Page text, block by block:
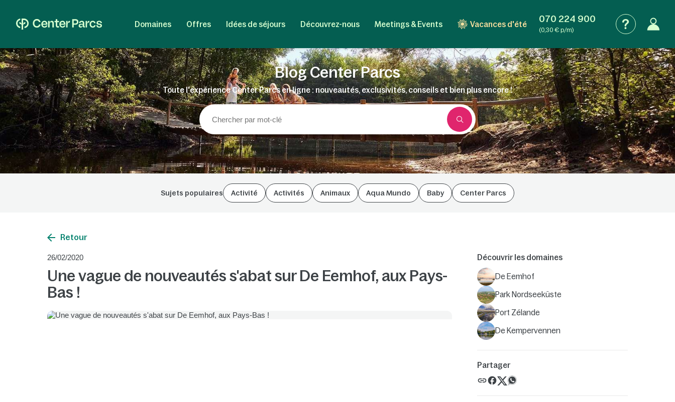
Domaines Offres Idées de séjours Découvrez-nous Meetings & Events Vacances d'été 070 224 900
(0,30 € p/m)
Blog Center Parcs
Toute l'expérience Center Parcs en ligne : nouveautés, exclusivités, conseils et bien plus encore !
Sujets populaires Activité Activités Animaux Aqua Mundo Baby Center Parcs
Retour
26/02/2020
Une vague de nouveautés s'abat sur De Eemhof, aux Pays-
Bas !
Découvrir les domaines
De Eemhof
Park Nordseeküste
Port Zélande
De Kempervennen
Partager